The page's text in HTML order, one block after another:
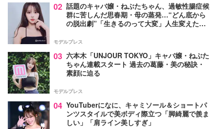
02 話題のキャバ嬢・ねぶたちゃん、過敏性腸症候
群に苦しんだ思春期・母の蒸発…“どん底から
の脱出劇”「生きるのって大変」人生変えた言
モデルプレス
03 六本木「UNJOUR TOKYO」キャバ嬢・ねぶた
ちゃん連載スタート 過去の葛藤・美の秘訣・
素顔に迫る
モデルプレス
04 YouTuberになに、キャミソール＆ショートパ
ンツスタイルで美ボディ際立つ「脚綺麗で羨ま
しい」「肩ライン美しすぎ」